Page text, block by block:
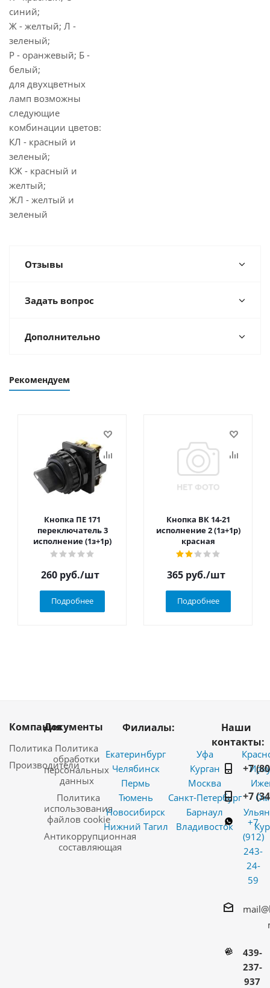
синий;
Ж - желтый; Л -
зеленый;
Р - оранжевый; Б -
белый;
для двухцветных
ламп возможны
следующие
комбинации цветов:
КЛ - красный и
зеленый;
КЖ - красный и
желтый;
ЖЛ - желтый и
зеленый
Отзывы
Задать вопрос
Дополнительно
Рекомендуем
Кнопка ПЕ 171
переключатель 3
исполнение (1з+1р)
260 руб./шт
Подробнее
Кнопка ВК 14-21
исполнение 2 (1з+1р)
красная
365 руб./шт
Подробнее
Компания
Политика
Производители
Документы
Политика
обработки
персональных
данных
Политика
использования
файлов cookie
Антикоррупционная
составляющая
Филиалы:
Екатеринбург
Челябинск
Пермь
Тюмень
Новосибирск
Нижний Тагил
Уфа
Курган
Москва
Санкт-Петербург
Барнаул
Владивосток
Наши
контакты:
+7
+7
+7
(912)
243-
24-
59
439-
237-
937